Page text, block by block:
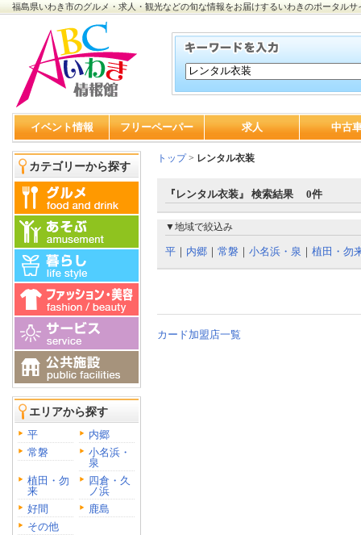
福島県いわき市のグルメ・求人・観光などの旬な情報をお届けするいわきのポータルサ
イベント情報 フリーペーパー 求人 中古
カテゴリーから探す
エリアから探す
平
内郷
常磐
小名浜・
泉
植田・勿
来
四倉・久
ノ浜
好間
鹿島
その他
トップ> レンタル衣装
『レンタル衣装』 検索結果 0件
▼地域で絞込み
平 ｜ 内郷 ｜ 常磐 ｜ 小名浜・泉 ｜ 植田・勿
カード加盟店一覧